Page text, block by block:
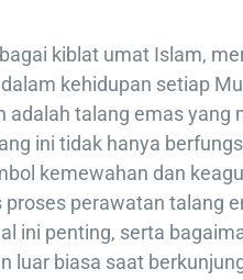
kiblat umat Islam,
kehidupan setiap
adalah talang emas yang
ini tidak hanya
kemewahan dan
perawatan talang
ini penting, serta
luar biasa saat